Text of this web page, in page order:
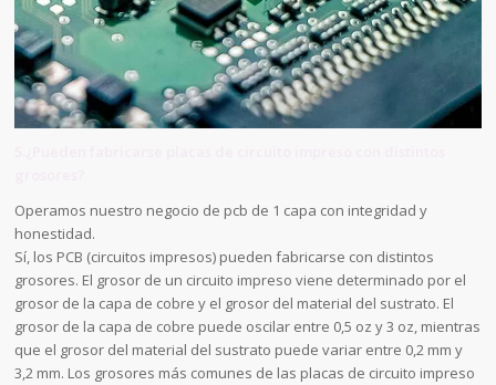
Operamos nuestro negocio de pcb de 1 capa con integridad y
honestidad.
Sí, los PCB (circuitos impresos) pueden fabricarse con distintos
grosores. El grosor de un circuito impreso viene determinado por el
grosor de la capa de cobre y el grosor del material del sustrato. El
grosor de la capa de cobre puede oscilar entre 0,5 oz y 3 oz, mientras
que el grosor del material del sustrato puede variar entre 0,2 mm y
3,2 mm. Los grosores más comunes de las placas de circuito impreso